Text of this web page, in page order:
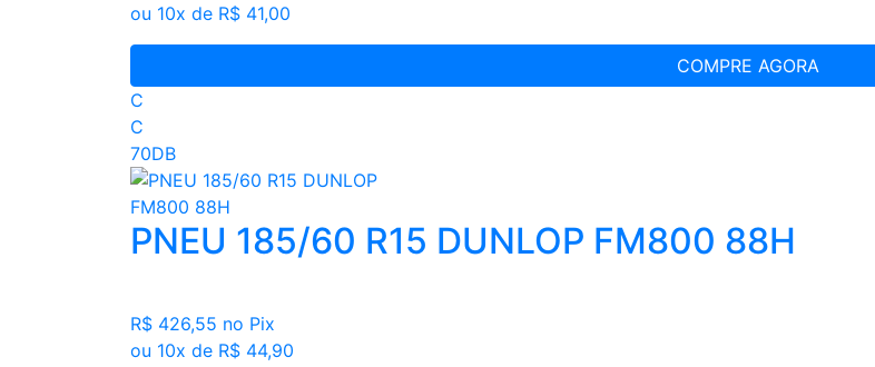
ou 10x de R$ 41,00
COMPRE AGORA
C
C
70DB
PNEU 185/60 R15 DUNLOP FM800 88H
R$ 426,55 no Pix
ou 10x de R$ 44,90